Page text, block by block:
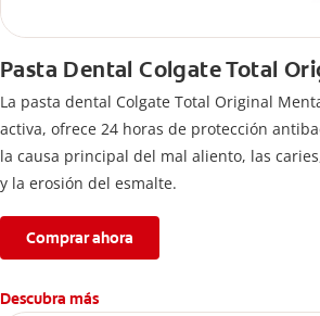
Pasta Dental Colgate Total
La pasta dental Colgate Total Original
activa, ofrece 24 horas de protección
la causa principal del mal aliento, las
y la erosión del esmalte.
Comprar ahora
Descubra más